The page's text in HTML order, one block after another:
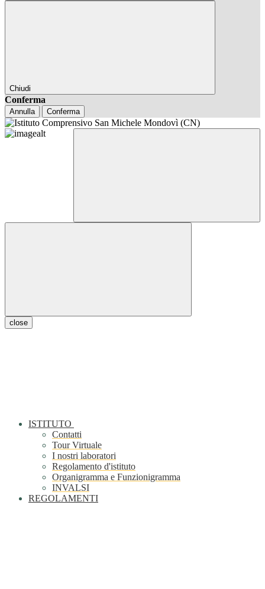
Chiudi
Conferma
Annulla Conferma
close
ISTITUTO
Contatti
Tour Virtuale
I nostri laboratori
Regolamento d'istituto
Organigramma e Funzionigramma
INVALSI
REGOLAMENTI